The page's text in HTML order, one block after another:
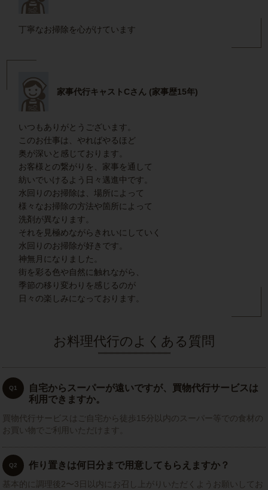
丁寧なお掃除を心がけています
家事代行キャストCさん (家事歴15年)
いつもありがとうございます。
このお仕事は、やればやるほど
奥が深いと感じております。
お客様との繋がりを、家事を通して
紡いでいけるよう日々邁進中です。
水回りのお掃除は、場所によって
様々なお掃除の方法や箇所によって
洗剤が異なります。
それを見極めながらきれいにしていく
水回りのお掃除が好きです。
神無月になりました。
街を彩る色や自然に触れながら、
季節の移り変わりを感じるのが
日々の楽しみになっております。
お料理代行のよくある質問
Q1
自宅からスーパーが遠いですが、買物代行サービスは
利用できますか。
買物代行サービスはご自宅から徒歩15分以内のスーパー等での食材の
お買い物でご利用いただけます。
Q2 作り置きは何日分まで用意してもらえますか？
基本的に調理後2〜3日以内にお召し上がりいただくようお願いしてお